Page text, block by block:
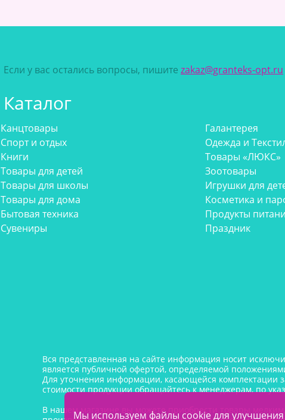
Если у вас остались вопросы, пишите zakaz@granteks-opt.ru
Каталог
Канцтовары
Спорт и отдых
Книги
Товары для детей
Товары для школы
Товары для дома
Бытовая техника
Сувениры
Галантерея
Одежда и
Товары «ЛЮКС»
Зоотовары
Игрушки для
Косметика и
Продукты
Праздник
Вся представленная на сайте информация носит
является публичной офертой, определяемой
Для уточнения информации, касающейся комплектации
стоимости продукции обращайтесь к менеджерам, по
В нашем магазине вы можете приобрести товары
Мы используем файлы cookie для